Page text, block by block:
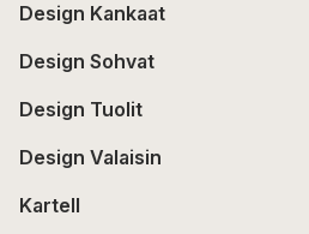
Design Kankaat
Design Sohvat
Design Tuolit
Design Valaisin
Kartell